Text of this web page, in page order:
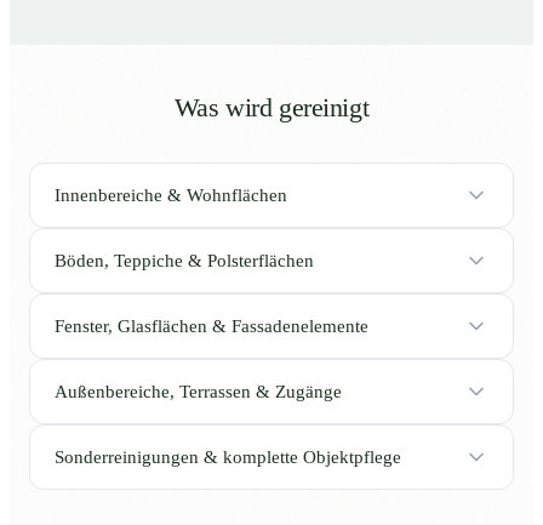
Was wird gereinigt
Innenbereiche & Wohnflächen
Böden, Teppiche & Polsterflächen
Fenster, Glasflächen & Fassadenelemente
Außenbereiche, Terrassen & Zugänge
Sonderreinigungen & komplette Objektpflege